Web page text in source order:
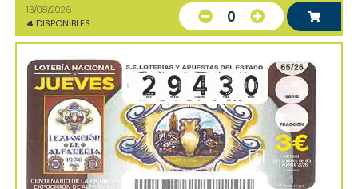
13/08/2026
4 DISPONIBLES 0